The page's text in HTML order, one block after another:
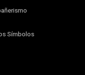
Símbolos